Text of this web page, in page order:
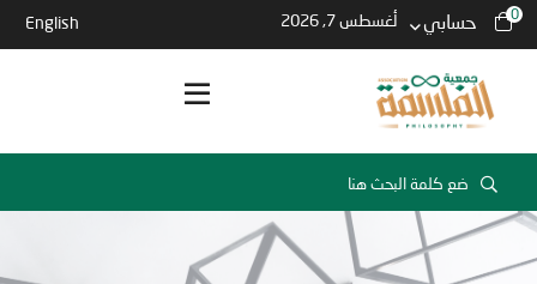
0 حسابي أغسطس 7, 2026 English